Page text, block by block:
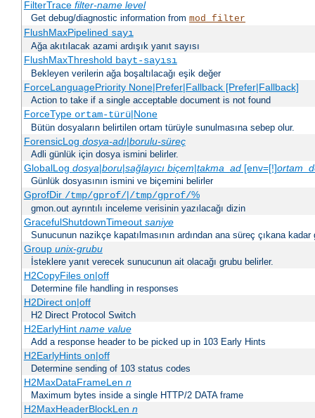
FilterTrace filter-name level
Get debug/diagnostic information from mod_filter
FlushMaxPipelined sayı
Ağa akıtılacak azami ardışık yanıt sayısı
FlushMaxThreshold bayt-sayısı
Bekleyen verilerin ağa boşaltılacağı eşik değer
ForceLanguagePriority None|Prefer|Fallback [Prefer|Fallback]
Action to take if a single acceptable document is not found
ForceType ortam-türü|None
Bütün dosyaların belirtilen ortam türüyle sunulmasına sebep olur.
ForensicLog dosya-adı|borulu-süreç
Adli günlük için dosya ismini belirler.
GlobalLog dosya|boru|sağlayıcı biçem|takma_ad[env=[!]
Günlük dosyasının ismini ve biçemini belirler
GprofDir /tmp/gprof/|/tmp/gprof/%
gmon.out ayrıntılı inceleme verisinin yazılacağı dizin
GracefulShutdownTimeout saniye
Sunucunun nazikçe kapatılmasının ardından ana süreç çıkana
Group unix-grubu
İsteklere yanıt verecek sunucunun ait olacağı grubu belirler.
H2CopyFiles on|off
Determine file handling in responses
H2Direct on|off
H2 Direct Protocol Switch
H2EarlyHint name value
Add a response header to be picked up in 103 Early Hints
H2EarlyHints on|off
Determine sending of 103 status codes
H2MaxDataFrameLen n
Maximum bytes inside a single HTTP/2 DATA frame
H2MaxHeaderBlockLen n